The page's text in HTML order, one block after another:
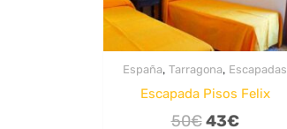
España, Tarragona, Escapadas
Escapada Pisos Felix
50€ El
43€El